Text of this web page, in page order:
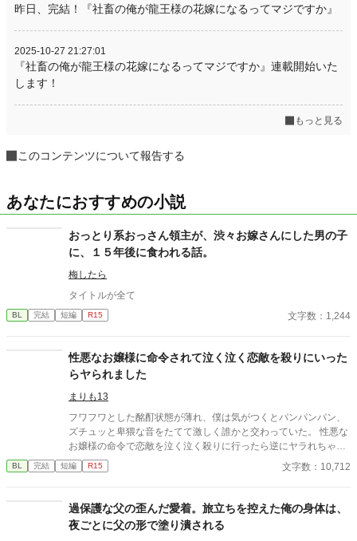
昨日、完結！『社畜の俺が龍王様の花嫁になるってマジですか』
2025-10-27 21:27:01
『社畜の俺が龍王様の花嫁になるってマジですか』連載開始いた
します！
もっと見る
このコンテンツについて報告する
あなたにおすすめの小説
おっとり系おっさん領主が、渋々お嫁さんにした男の子
に、１５年後に食われる話。
梅したら
タイトルが全て
BL 完結 短編 R15 文字数：1,244
性悪なお嬢様に命令されて泣く泣く恋敵を殺りにいった
らヤられました
まりも13
フワフワとした酩酊状態が薄れ、僕は気がつくとパンパンパン、
ズチュッと卑猥な音をたてて激しく誰かと交わっていた。 性悪な
お嬢様の命令で恋敵を泣く泣く殺りに行ったら逆にヤラれちゃっ
た、ちょっとアホな子の話です。 （ムーンライトノベルにも掲載
しています）
BL 完結 短編 R15 文字数：10,712
過保護な父の歪んだ愛着。旅立ちを控えた俺の身体は、
夜ごとに父の形で塗り潰される